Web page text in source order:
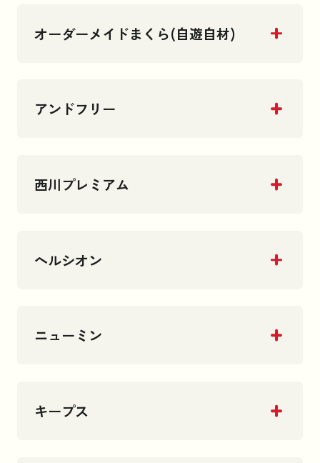
オーダーメイドまくら(自遊自材)
アンドフリー
西川プレミアム
ヘルシオン
ニューミン
キープス